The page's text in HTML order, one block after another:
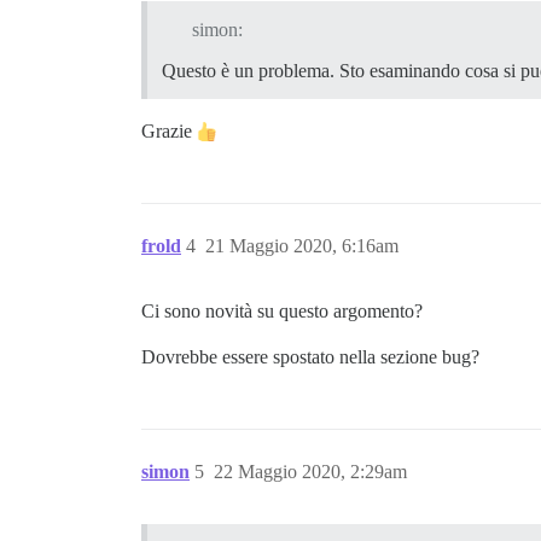
simon:
Questo è un problema. Sto esaminando cosa si
Grazie
frold 21 Maggio 2020, 6:16am
4
Ci sono novità su questo argomento?
Dovrebbe essere spostato nella sezione bug?
simon 22 Maggio 2020, 2:29am
5